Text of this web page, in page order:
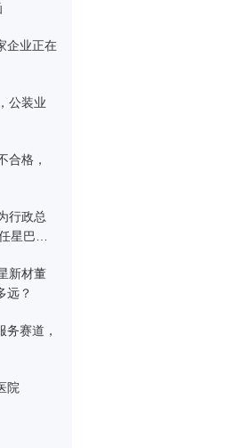
企业正在
公装业
合格，
行政总
星巴克
新材董
远？
赛道，
院